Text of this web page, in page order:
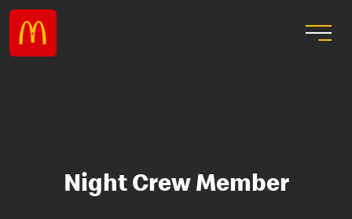
Night Crew Member